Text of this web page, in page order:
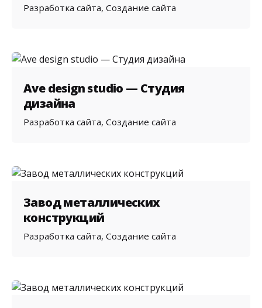
Разработка сайта Создание сайта
Ave design studio — Студия
дизайна
Разработка сайта Создание сайта
Завод металлических
конструкций
Разработка сайта Создание сайта